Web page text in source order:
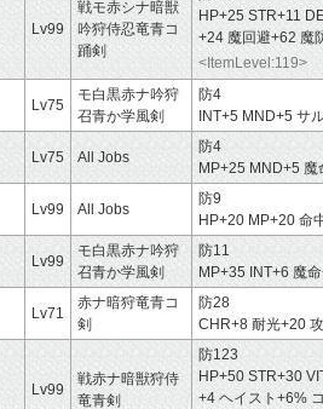
Lv99
戦モ赤シナ暗獣
吟狩侍忍竜青コ
踊剣
HP+25 STR+11
+24 魔回避+62 魔
<ItemLevel:119>
Lv75
モ白黒赤ナ吟狩
召青か学風剣
防4
INT+5 MND+5 サ
Lv75 All Jobs
防4
MP+25 MND+5
Lv99 All Jobs
防9
HP+20 MP+20 命
Lv99
モ白黒赤ナ吟狩
召青か学風剣
防11
MP+35 INT+6 魔
Lv71
赤ナ暗狩竜青コ
剣
防28
CHR+8 耐光+20
Lv99
戦赤ナ暗獣狩侍
竜青剣
防123
HP+50 STR+30
+4 ヘイスト+6%